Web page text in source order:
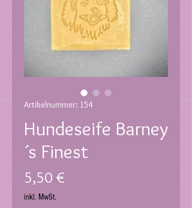
Artikelnummer: 154
Hundeseife Barney
´s Finest
5,50 €
inkl. MwSt.